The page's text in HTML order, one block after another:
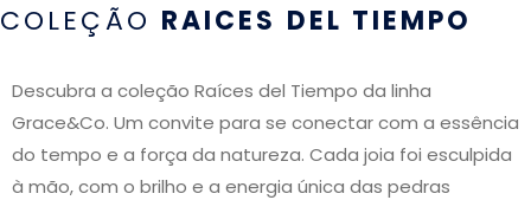
COLEÇÃO RAICES DEL TIEMPO
Descubra a coleção Raíces del Tiempo da linha
Grace&Co. Um convite para se conectar com a essência
do tempo e a força da natureza. Cada joia foi esculpida
à mão, com o brilho e a energia única das pedras